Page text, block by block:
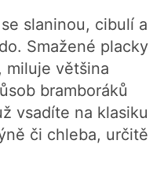
slaninou, cibulí a
Smažené placky
miluje většina
bramboráků
vsadíte na klasiku
či chleba, určitě